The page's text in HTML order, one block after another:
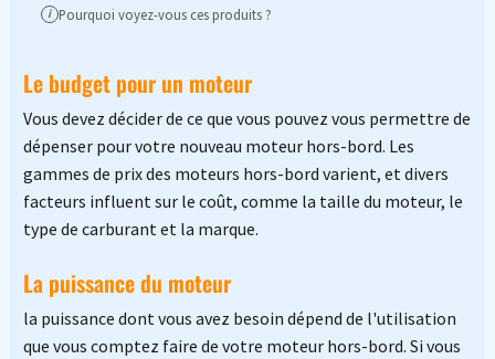
i Pourquoi voyez-vous ces produits ?
Le budget pour un moteur
Vous devez décider de ce que vous pouvez vous permettre de
dépenser pour votre nouveau moteur hors-bord. Les
gammes de prix des moteurs hors-bord varient, et divers
facteurs influent sur le coût, comme la taille du moteur, le
type de carburant et la marque.
La puissance du moteur
la puissance dont vous avez besoin dépend de l'utilisation
que vous comptez faire de votre moteur hors-bord. Si vous